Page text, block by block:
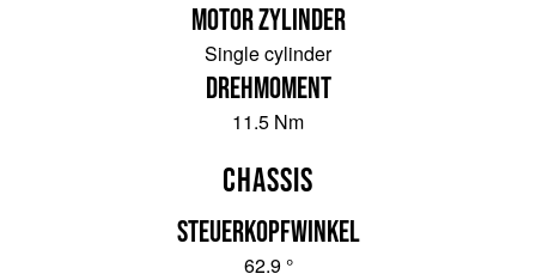
Motor Zylinder
Single cylinder
Drehmoment
11.5 Nm
Chassis
Steuerkopfwinkel
62.9 °